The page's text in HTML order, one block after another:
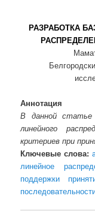
РАЗРАБОТКА
Аннотация
В данной статье
линейного
критериев при
Ключевые слова:
линейное
поддержки